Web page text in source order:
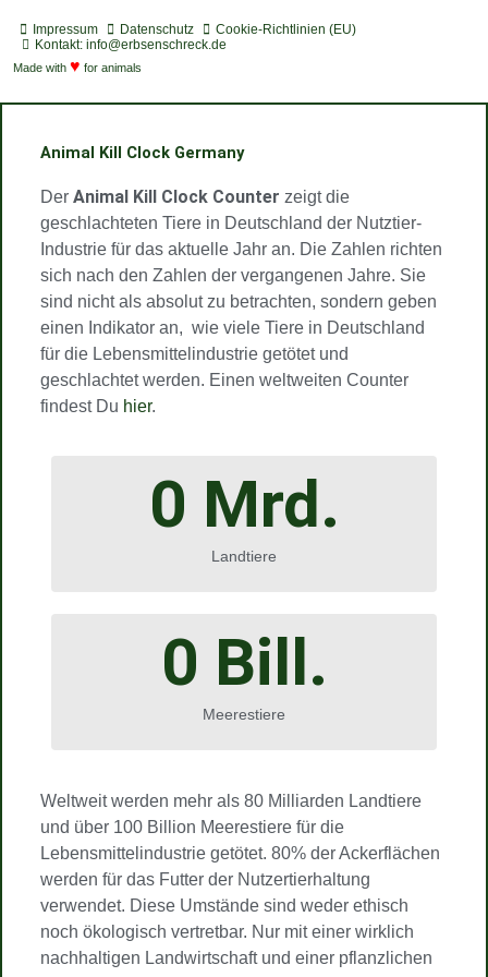
t
i
f
c
a
s
t
a
g
a
t
u
t
Impressum Datenschutz
Cookie-Richtlinien (EU)
Kontakt: info@erbsenschreck.de
Made with ♥ for animals
Animal Kill Clock Germany
Der Animal Kill Clock Counter zeigt die
geschlachteten Tiere in Deutschland der Nutztier-
Industrie für das aktuelle Jahr an. Die Zahlen richten
sich nach den Zahlen der vergangenen Jahre. Sie
sind nicht als absolut zu betrachten, sondern geben
einen Indikator an, wie viele Tiere in Deutschland
für die Lebensmittelindustrie getötet und
geschlachtet werden. Einen weltweiten Counter
findest Du hier.
Landtiere
0 Mrd.
Meerestiere
0 Bill.
Weltweit werden mehr als 80 Milliarden Landtiere
und über 100 Billion Meerestiere für die
Lebensmittelindustrie getötet. 80% der Ackerflächen
werden für das Futter der Nutzertierhaltung
verwendet. Diese Umstände sind weder ethisch
noch ökologisch vertretbar. Nur mit einer wirklich
nachhaltigen Landwirtschaft und einer pflanzlichen